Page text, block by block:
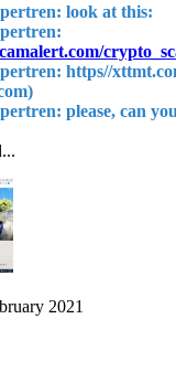
look at this:
https//
please, can
2021